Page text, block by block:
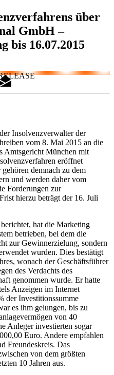
über
GmbH –
bis 16.07.2015
Insolvenzverwalter der
vom 8. Mai 2015 an die
Amtsgericht München mit
eröffnet
demnach zu dem
und werden daher vom
Forderungen zur
hierzu beträgt der 16. Juli
hat die Marketing
betrieben, bei dem die
zur Gewinnerzielung, sondern
wurden. Dies bestätigt
wonach der Geschäftsführer
des Verdachts des
genommen wurde. Er hatte
Anzeigen im Internet
der Investitionssumme
es ihm gelungen, bis zu
von 40
Anleger investierten sogar
Euro. Andere empfahlen
Freundeskreis. Das
von dem größten
10 Jahren aus.